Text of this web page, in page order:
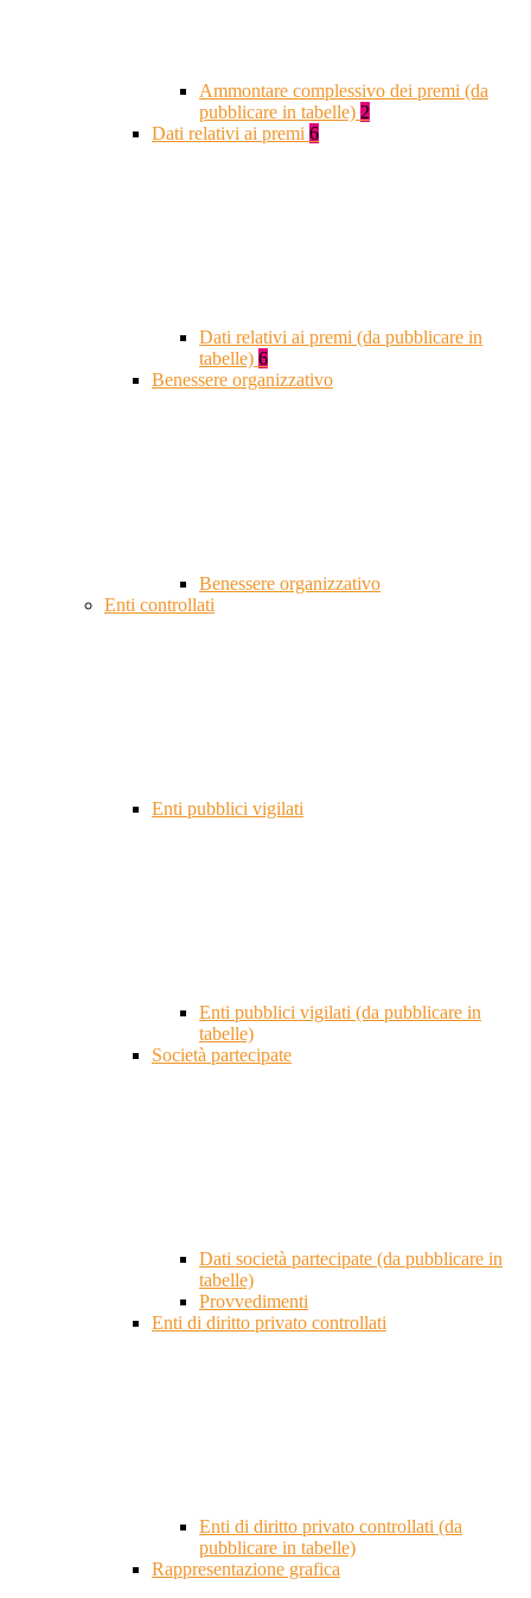
Ammontare complessivo dei premi (da
pubblicare in tabelle) 2
Dati relativi ai premi 6
Dati relativi ai premi (da pubblicare in
tabelle) 6
Benessere organizzativo
Benessere organizzativo
Enti controllati
Enti pubblici vigilati
Enti pubblici vigilati (da pubblicare in
tabelle)
Società partecipate
Dati società partecipate (da pubblicare in
tabelle)
Provvedimenti
Enti di diritto privato controllati
Enti di diritto privato controllati (da
pubblicare in tabelle)
Rappresentazione grafica